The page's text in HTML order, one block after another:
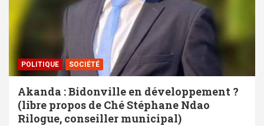
POLITIQUE SOCIÉTÉ
Akanda : Bidonville en développement ?
(libre propos de Ché Stéphane Ndao
Rilogue, conseiller municipal)